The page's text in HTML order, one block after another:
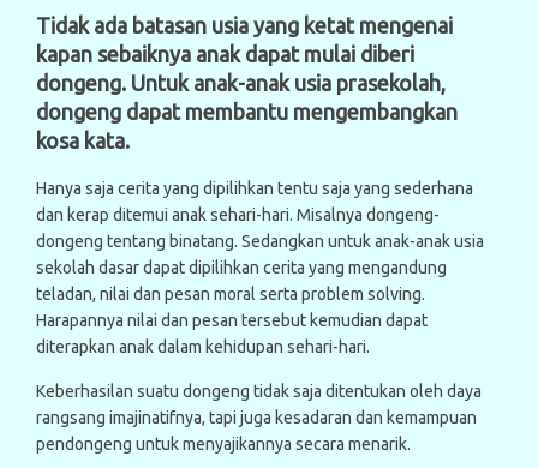
Tidak ada batasan usia yang ketat mengenai
kapan sebaiknya anak dapat mulai diberi
dongeng. Untuk anak-anak usia prasekolah,
dongeng dapat membantu mengembangkan
kosa kata.
Hanya saja cerita yang dipilihkan tentu saja yang sederhana
dan kerap ditemui anak sehari-hari. Misalnya dongeng-
dongeng tentang binatang. Sedangkan untuk anak-anak usia
sekolah dasar dapat dipilihkan cerita yang mengandung
teladan, nilai dan pesan moral serta problem solving.
Harapannya nilai dan pesan tersebut kemudian dapat
diterapkan anak dalam kehidupan sehari-hari.
Keberhasilan suatu dongeng tidak saja ditentukan oleh daya
rangsang imajinatifnya, tapi juga kesadaran dan kemampuan
pendongeng untuk menyajikannya secara menarik.